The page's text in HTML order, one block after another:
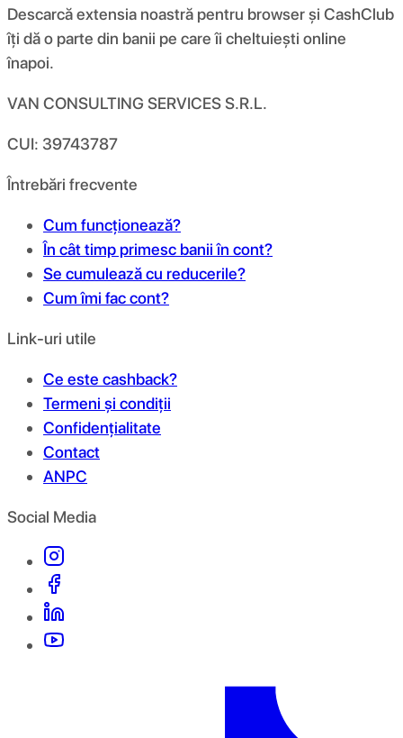
Descarcă extensia noastră pentru browser și CashClub
îți dă o parte din banii pe care îi cheltuiești online
înapoi.
VAN CONSULTING SERVICES S.R.L.
CUI: 39743787
Întrebări frecvente
Cum funcționează?
În cât timp primesc banii în cont?
Se cumulează cu reducerile?
Cum îmi fac cont?
Link-uri utile
Ce este cashback?
Termeni și condiții
Confidențialitate
Contact
ANPC
Social Media